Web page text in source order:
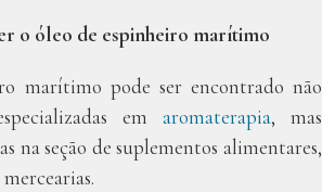
o óleo de espinheiro marítimo
marítimo pode ser encontrado não
emaromaterapia, mas
na seção de suplementos alimentares,